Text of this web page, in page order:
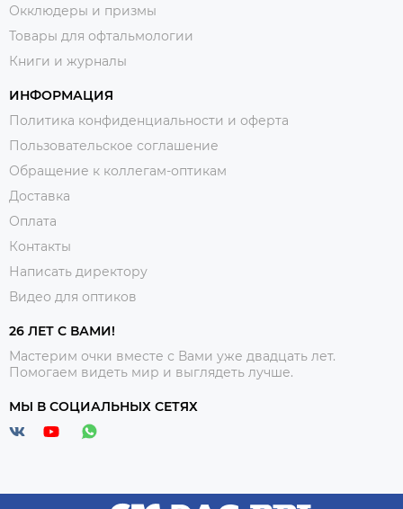
Окклюдеры и призмы
Товары для офтальмологии
Книги и журналы
ИНФОРМАЦИЯ
Политика конфиденциальности и оферта
Пользовательское соглашение
Обращение к коллегам-оптикам
Доставка
Оплата
Контакты
Написать директору
Видео для оптиков
26 ЛЕТ С ВАМИ!
Мастерим очки вместе с Вами уже двадцать лет.
Помогаем видеть мир и выглядеть лучше.
МЫ В СОЦИАЛЬНЫХ СЕТЯХ